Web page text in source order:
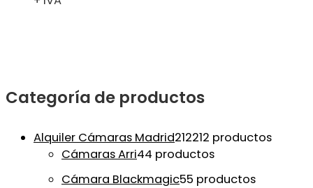
Categoría de productos
Alquiler Cámaras Madrid212212 productos
Cámaras Arri44 productos
Cámara Blackmagic55 productos